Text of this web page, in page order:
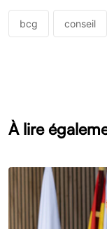
bcg conseil
À lire